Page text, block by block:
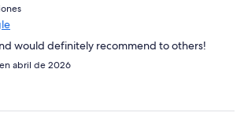
would definitely recommend to others!
abril de 2026